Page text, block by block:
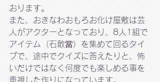
おります。
また、おきなわおもろお化け屋敷は芸
人がアクターとなっており、8人1組で
アイテム（石敢當）を集めて回るタイ
プで、途中でクイズに答えたりと、怖
いだけではなく何度でも楽しめる事を
重視した作りになっています。